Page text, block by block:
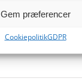
Gem præferencer
CookiepolitikGDPR